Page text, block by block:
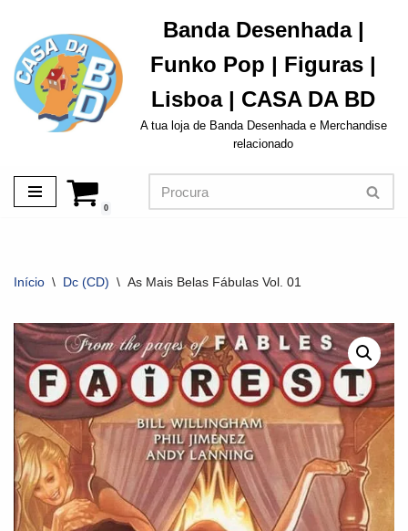
Avançar
para
o
conteúdo
Banda Desenhada |
Funko Pop | Figuras |
Lisboa | CASA DA BD
A tua loja de Banda Desenhada e Merchandise
relacionado
0
Início \ Dc (CD) \ As Mais Belas Fábulas Vol. 01